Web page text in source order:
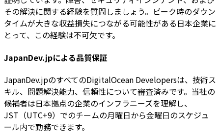
その解決に関する経験を質問しましょう。ピーク時のダウン
タイムが大きな収益損失につながる可能性がある日本企業に
とって、この経験は不可欠です。
JapanDev.jpによる品質保証
JapanDev.jpのすべてのDigitalOcean Developersは、技術ス
キル、問題解決能力、信頼性について審査済みです。当社の
候補者は日本拠点の企業のインフラニーズを理解し、
JST（UTC+9）でのチームの月曜日から金曜日のスケジュ
ール内で勤務できます。